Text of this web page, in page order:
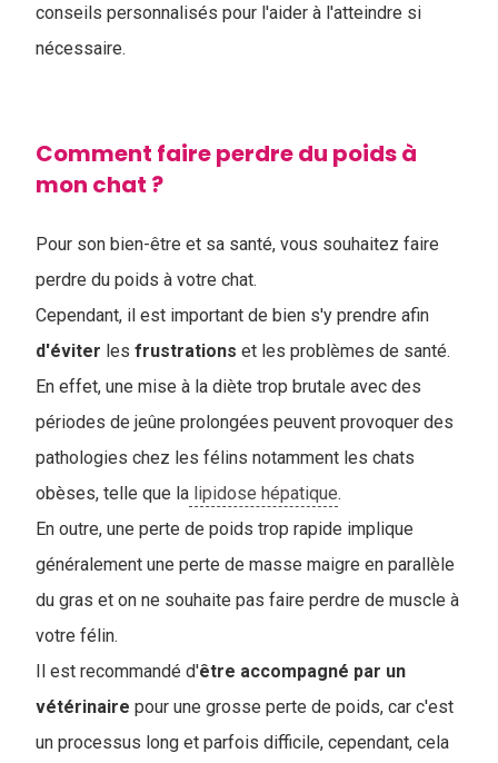
conseils personnalisés pour l'aider à l'atteindre si
nécessaire.
Comment faire perdre du poids à
mon chat ?
Pour son bien-être et sa santé, vous souhaitez faire
perdre du poids à votre chat.
Cependant, il est important de bien s'y prendre afin
d'éviter les frustrations et les problèmes de santé.
En effet, une mise à la diète trop brutale avec des
périodes de jeûne prolongées peuvent provoquer des
pathologies chez les félins notamment les chats
obèses, telle que la lipidose hépatique.
En outre, une perte de poids trop rapide implique
généralement une perte de masse maigre en parallèle
du gras et on ne souhaite pas faire perdre de muscle à
votre félin.
Il est recommandé d'être accompagné par un
vétérinaire pour une grosse perte de poids, car c'est
un processus long et parfois difficile, cependant, cela